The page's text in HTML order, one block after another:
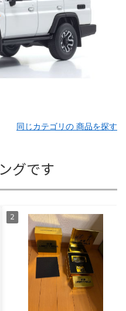
同じカテゴリの 商品を探す
グです